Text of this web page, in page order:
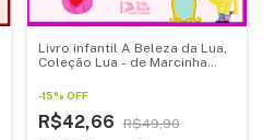
Livro infantil A Beleza da Lua,
Coleção Lua - de Marcinha
-15% OFF
R$42,66
R$49,90